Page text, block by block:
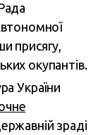
присягу,
окупантів.
України
зраді